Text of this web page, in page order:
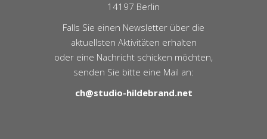
14197 Berlin
Falls Sie einen Newsletter über die
aktuellsten Aktivitäten erhalten
oder eine Nachricht schicken möchten,
senden Sie bitte eine Mail an:
ch@studio-hildebrand.net